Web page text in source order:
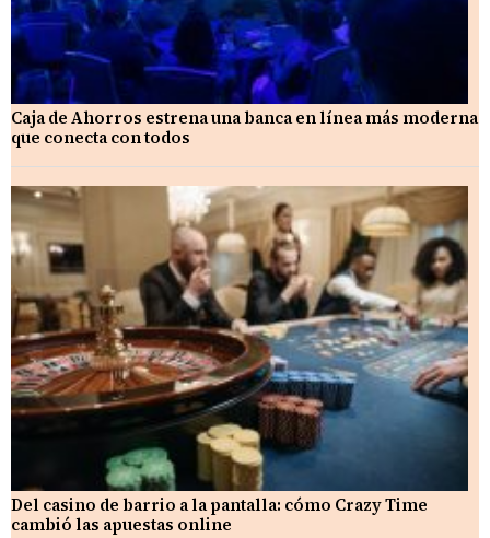
Caja de Ahorros estrena una banca en línea más moderna
que conecta con todos
Del casino de barrio a la pantalla: cómo Crazy Time
cambió las apuestas online